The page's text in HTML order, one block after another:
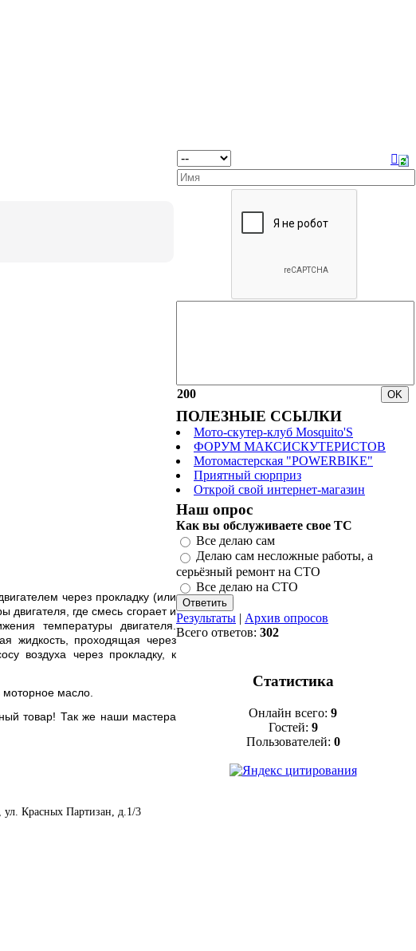
через прокладку (или
двигателя, где смесь сгорает и
температуры двигателя.
жидкость, проходящая через
воздуха через прокладку, к
моторное масло.
товар! Так же наши мастера
ул. Красных Партизан, д.1/3
200
ПОЛЕЗНЫЕ ССЫЛКИ
Мото-скутер-клуб Mosquito'S
ФОРУМ МАКСИСКУТЕРИСТОВ
Мотомастерская "POWERBIKE"
Приятный сюрприз
Открой свой интернет-магазин
Наш опрос
Как вы обслуживаете свое ТС
Все делаю сам
Делаю сам несложные работы, а
серьёзный ремонт на СТО
Все делаю на СТО
Результаты | Архив опросов
Всего ответов: 302
Статистика
Онлайн всего: 9
Гостей: 9
Пользователей: 0